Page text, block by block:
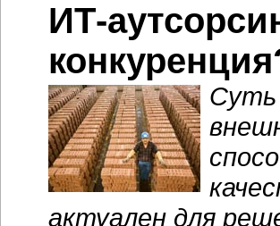
ИТ-
актуален для